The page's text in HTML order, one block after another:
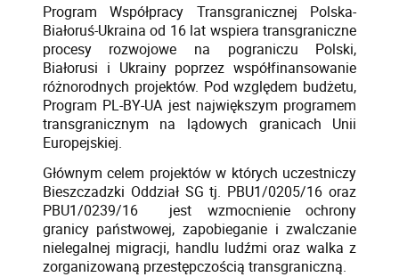
Program Współpracy Transgranicznej Polska-
Białoruś-Ukraina od 16 lat wspiera transgraniczne
procesy rozwojowe na pograniczu Polski,
Białorusi i Ukrainy poprzez współfinansowanie
różnorodnych projektów. Pod względem budżetu,
Program PL-BY-UA jest największym programem
transgranicznym na lądowych granicach Unii
Europejskiej.
Głównym celem projektów w których uczestniczy
Bieszczadzki Oddział SG tj. PBU1/0205/16 oraz
PBU1/0239/16 jest wzmocnienie ochrony
granicy państwowej, zapobieganie i zwalczanie
nielegalnej migracji, handlu ludźmi oraz walka z
zorganizowaną przestępczością transgraniczną.